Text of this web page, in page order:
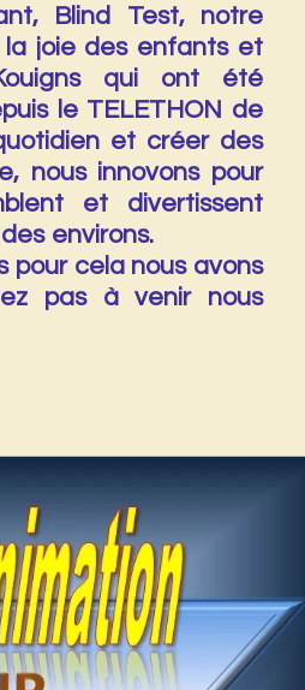
Blind Test, notre
joie des enfants et
qui ont été
le TELETHON de
et créer des
nous innovons pour
et divertissent
et des environs.
avons
pas à venir nous